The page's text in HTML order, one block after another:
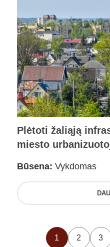
Plėtoti žaliąją
miesto
Būsena: Vykdomas
1 2 3